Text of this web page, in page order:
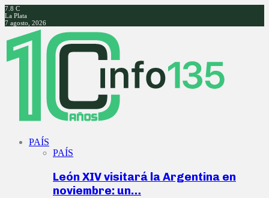
7.8 C
La Plata
7 agosto, 2026
Facebook
Twitter
Instagram
Youtube
PAÍS
PAÍS
León XIV visitará la Argentina en
noviembre: un…